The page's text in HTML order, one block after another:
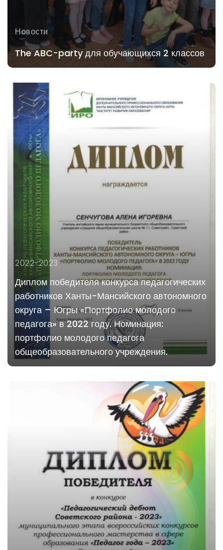
Новости
The ABC-party для обучающихся 2 классов
2022-2023
Диплом победителя конкурса педагогических
работников Ханты-Мансийского автономного
округа – Югры «Портфолио молодого
педагога» в 2022 году. Номинация:
портфолио молодого педагога
общеобразовательного учреждения.